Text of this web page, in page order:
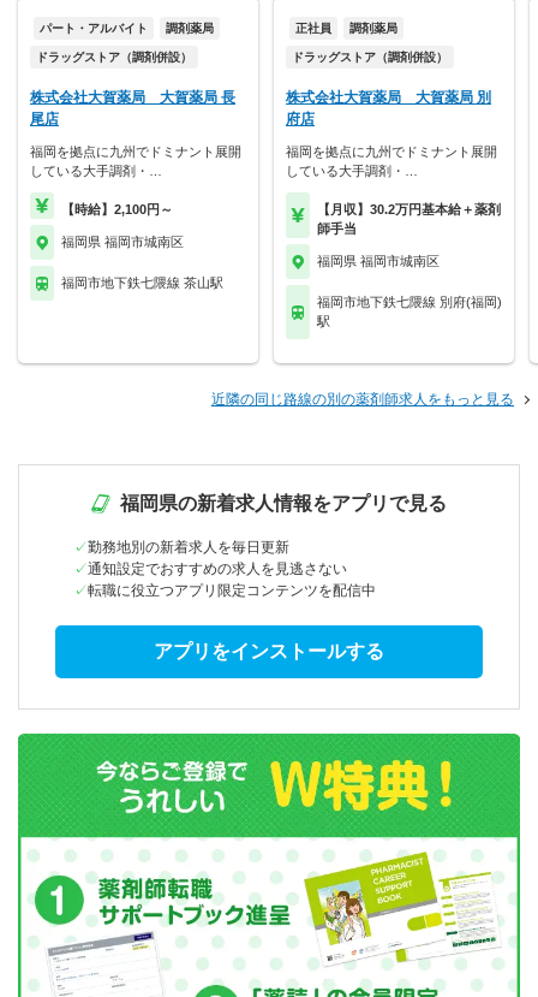
パート・アルバイト 調剤薬局
ドラッグストア（調剤併設）
株式会社大賀薬局 大賀薬局 長
尾店
福岡を拠点に九州でドミナント展開
している大手調剤・…
【時給】2,100円～
福岡県 福岡市城南区
福岡市地下鉄七隈線 茶山駅
正社員 調剤薬局
ドラッグストア（調剤併設）
株式会社大賀薬局 大賀薬局 別
府店
福岡を拠点に九州でドミナント展開
している大手調剤・…
【月収】30.2万円基本給＋薬剤
師手当
福岡県 福岡市城南区
福岡市地下鉄七隈線 別府(福岡)
駅
近隣の同じ路線の別の薬剤師求人をもっと見る
福岡県の新着求人情報をアプリで見る
勤務地別の新着求人を毎日更新
通知設定でおすすめの求人を見逃さない
転職に役立つアプリ限定コンテンツを配信中
アプリをインストールする